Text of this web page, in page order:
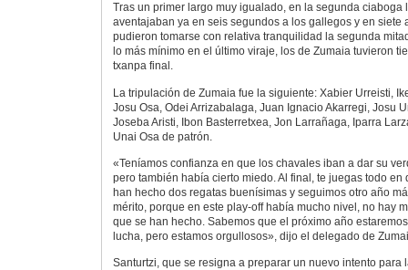
Tras un primer largo muy igualado, en la segunda ciaboga
aventajaban ya en seis segundos a los gallegos y en siete
pudieron tomarse con relativa tranquilidad la segunda
lo más mínimo en el último viraje, los de Zumaia tuvieron
txanpa final.
La tripulación de Zumaia fue la siguiente: Xabier Urreisti,
Josu Osa, Odei Arrizabalaga, Juan Ignacio Akarregi, Josu
Joseba Aristi, Ibon Basterretxea, Jon Larrañaga, Iparra
Unai Osa de patrón.
«Teníamos confianza en que los chavales iban a dar su
pero también había cierto miedo. Al final, te juegas todo en
han hecho dos regatas buenísimas y seguimos otro año
mérito, porque en este play-off había mucho nivel, no hay
que se han hecho. Sabemos que el próximo año
lucha, pero estamos orgullosos», dijo el delegado de
Santurtzi, que se resigna a preparar un nuevo intento para